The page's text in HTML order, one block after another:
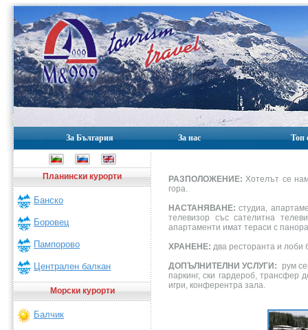
За България За нас Топ
Планински курорти
Банско
Боровец
Пампорово
Централен балкан
Морски курорти
Балчик
РАЗПОЛОЖЕНИЕ: Хотелът се
гора.
НАСТАНЯВАНЕ: студиа,
телевизор със сателитна
апартаменти имат тераси с
ХРАНЕНЕ: два ресторанта и лоби
ДОПЪЛНИТЕЛНИ УСЛУГИ: рум
паркинг, ски гардероб,
игри, конферентра зала.